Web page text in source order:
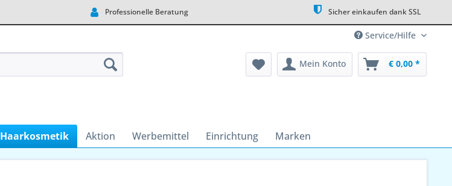
Professionelle Beratung Sicher einkaufen dank SSL
Service/Hilfe
Mein Konto € 0,00 *
Haarkosmetik Aktion Werbemittel Einrichtung Marken